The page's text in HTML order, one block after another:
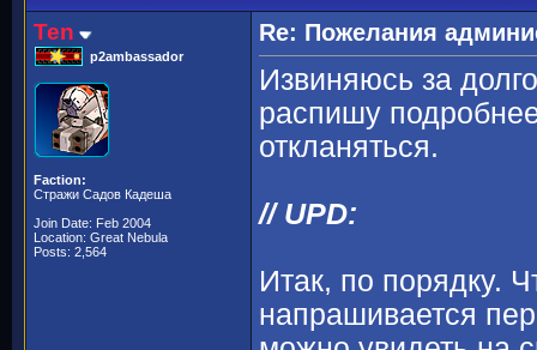
Ten
p2ambassador
Faction:
Стражи Садов Кадеша
Join Date: Feb 2004
Location: Great Nebula
Posts: 2,564
Re: Пожелания
Извиняюсь за
распишу
откланяться.
// UPD:
Итак, по порядку.
напрашивается